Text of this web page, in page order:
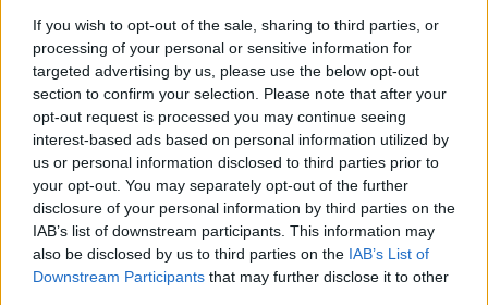
If you wish to opt-out of the sale, sharing to third parties, or
processing of your personal or sensitive information for
targeted advertising by us, please use the below opt-out
section to confirm your selection. Please note that after your
opt-out request is processed you may continue seeing
interest-based ads based on personal information utilized by
us or personal information disclosed to third parties prior to
your opt-out. You may separately opt-out of the further
disclosure of your personal information by third parties on the
IAB’s list of downstream participants. This information may
also be disclosed by us to third parties on the IAB’s List of
Downstream Participants that may further disclose it to other
Tallonatori
Tommaso DI BARTOLOMEO (Zebre Parma,
esordiente)
Gianmarco LUCCHESI (Toulon, 28 caps)
Giacomo NICOTERA (Stade Francais, 28 caps)
Seconde Linee
Matteo CANALI (Zebre Parma, esordiente)
Niccolò CANNONE (Benetton Rugby, 47 caps)